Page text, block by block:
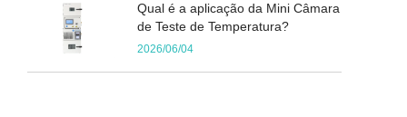
Qual é a aplicação da Mini Câmara
de Teste de Temperatura?
2026/06/04